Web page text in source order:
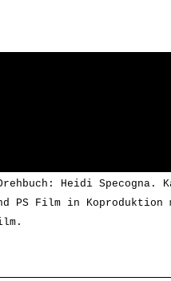
Heidi Specogna.
Film in Koproduktion